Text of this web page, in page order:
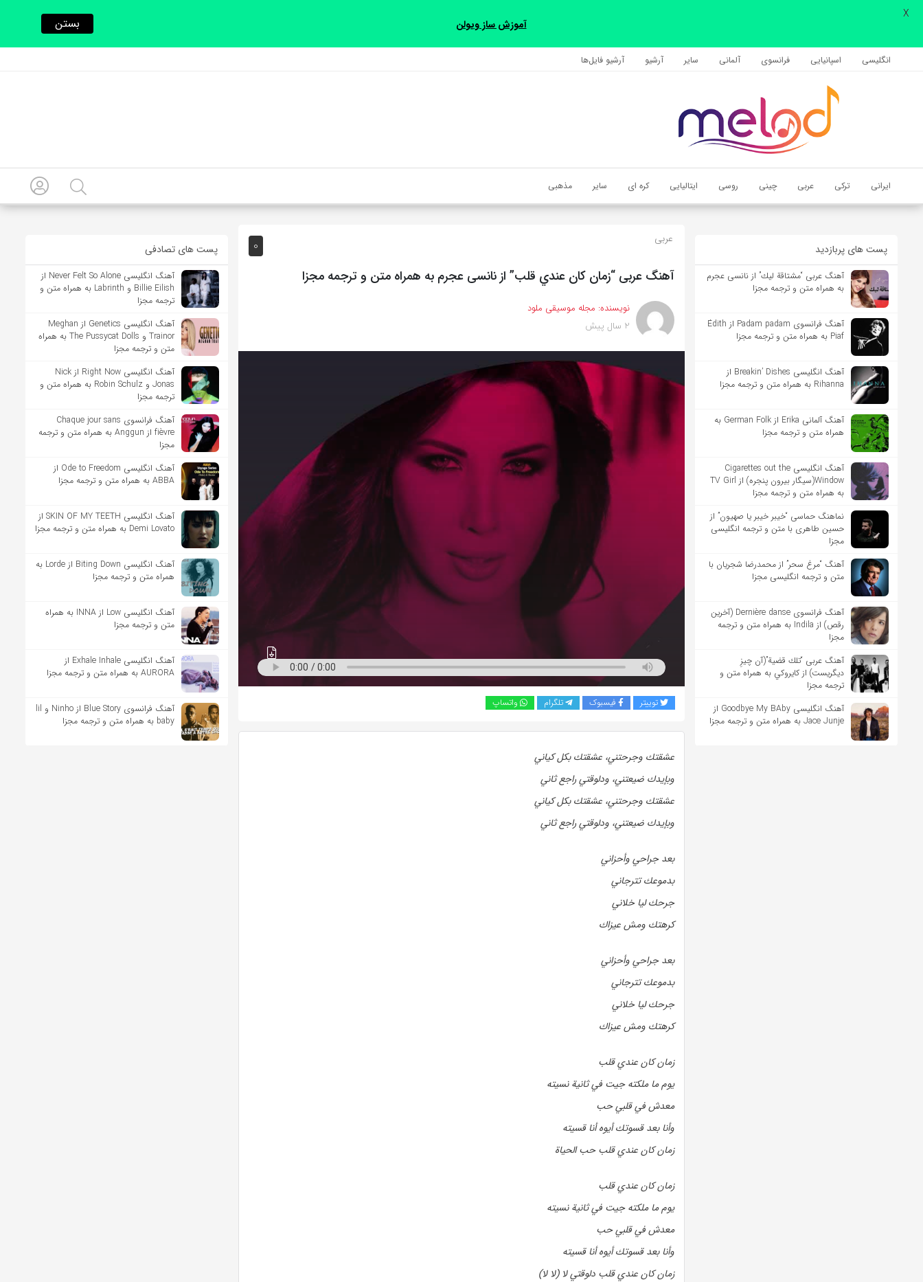
انگلیسی اسپانیایی فرانسوی آلمانی سایر آرشیو آرشیو فایل‌‎ها
ایرانی ترکی عربی چینی روسی ایتالیایی کره ای سایر مذهبی
اشتراک گذاری
با استفاده از روش‌های زیر می‌توانید این صفحه را با دوستان خود به
کپی لینک
پست های پربازدید
آهنگ عربی “مشتاقة لیك” از نانسی عجرم
به همراه متن و ترجمه مجزا
آهنگ فرانسوی Padam padam از Édith
Piaf به همراه متن و ترجمه مجزا
آهنگ انگلیسی Breakin’ Dishes از
Rihanna به همراه متن و ترجمه مجزا
آهنگ آلمانی Erika از German Folk به
همراه متن و ترجمه مجزا
آهنگ انگلیسی Cigarettes out the
Window(سیگار بیرون پنجره) از TV Girl
به همراه متن و ترجمه مجزا
نماهنگ حماسی “خیبر خیبر یا صهیون” از
حسین طاهری با متن و ترجمه انگلیسی
مجزا
آهنگ “مرغ سحر” از محمدرضا شجریان با
متن و ترجمه انگلیسی مجزا
آهنگ فرانسوی Dernière danse (آخرین
رقص) از Indila به همراه متن و ترجمه
مجزا
آهنگ عربی “تلك قضية”(آن چیزِ
دیگریست) از كايروكي به همراه متن و
ترجمه مجزا
آهنگ انگلیسی Goodbye My BAby از
Jace Junje به همراه متن و ترجمه مجزا
0 عربی
آهنگ عربی “زمان كان عندي قلب” از نانسی عجرم به همراه متن و ترجمه مجزا
نویسنده: مجله موسیقی ملود
2 سال پیش
توییتر فیسبوک تلگرام واتساپ
عشقتك وجرحتني، عشقتك بكل كياني
وبإيدك ضيعتني، ودلوقتي راجع ثاني
عشقتك وجرحتني، عشقتك بكل كياني
وبإيدك ضيعتني، ودلوقتي راجع ثاني
بعد جراحي وأحزاني
بدموعك تترجاني
جرحك ليا خلاني
كرهتك ومش عيزاك
بعد جراحي وأحزاني
بدموعك تترجاني
جرحك ليا خلاني
كرهتك ومش عيزاك
زمان كان عندي قلب
يوم ما ملكته جيت في ثانية نسيته
معدش في قلبي حب
وأنا بعد قسوتك أيوه أنا قسيته
زمان كان عندي قلب حب الحياة
زمان كان عندي قلب
يوم ما ملكته جيت في ثانية نسيته
معدش في قلبي حب
وأنا بعد قسوتك أيوه أنا قسيته
(زمان كان عندي قلب دلوقتي لا (لا لا
پست های تصادفی
آهنگ انگلیسی Never Felt So Alone از
Billie Eilish و Labrinth به همراه متن و
ترجمه مجزا
آهنگ انگلیسی Genetics از Meghan
Trainor و The Pussycat Dolls به همراه
متن و ترجمه مجزا
آهنگ انگلیسی Right Now از Nick
Jonas و Robin Schulz به همراه متن و
ترجمه مجزا
آهنگ فرانسوی Chaque jour sans
fièvre از Anggun به همراه متن و ترجمه
مجزا
آهنگ انگلیسی Ode to Freedom از
ABBA به همراه متن و ترجمه مجزا
آهنگ انگلیسی SKIN OF MY TEETH از
Demi Lovato به همراه متن و ترجمه مجزا
آهنگ انگلیسی Biting Down از Lorde به
همراه متن و ترجمه مجزا
آهنگ انگلیسی Low از INNA به همراه
متن و ترجمه مجزا
آهنگ انگلیسی Exhale Inhale از
AURORA به همراه متن و ترجمه مجزا
آهنگ فرانسوی Blue Story از Ninho و lil
baby به همراه متن و ترجمه مجزا
آموزش ساز ویولن بستن
X